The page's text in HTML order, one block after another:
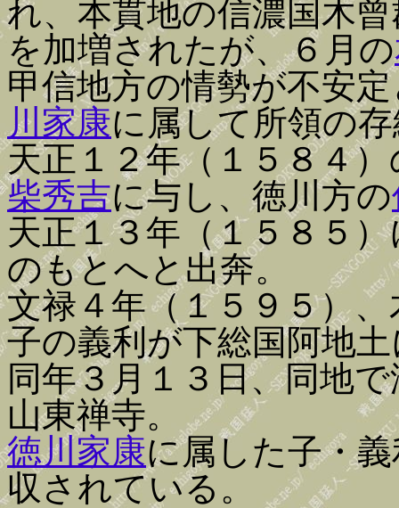
れ、本貫地の信濃国木
を加増されたが、６月の
甲信地方の情勢が不安
川家康に属して所領の
天正１２年（１５８４）
柴秀吉に与し、徳川方の
天正１３年（１５８５
のもとへと出奔。
文禄４年（１５９５）
子の義利が下総国阿地
同年３月１３日、同地
山東禅寺。
徳川家康に属した子・
収されている。